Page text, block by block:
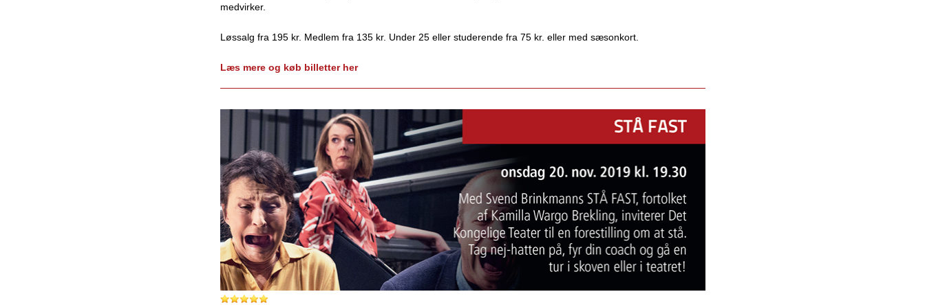
medvirker.
Løssalg fra 195 kr. Medlem fra 135 kr. Under 25 eller studerende fra 75 kr. eller med sæsonkort.
Læs mere og køb billetter her